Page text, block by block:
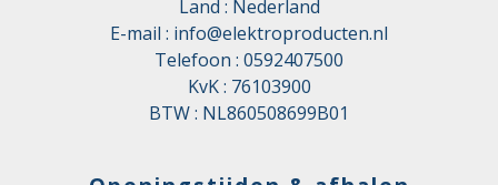
Land : Nederland
E-mail : info@elektroproducten.nl
Telefoon : 0592407500
KvK : 76103900
BTW : NL860508699B01